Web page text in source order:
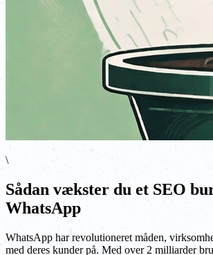
\
Sådan vækster du et SEO
WhatsApp
WhatsApp har revolutioneret måden,
med deres kunder på. Med over 2 milliarder